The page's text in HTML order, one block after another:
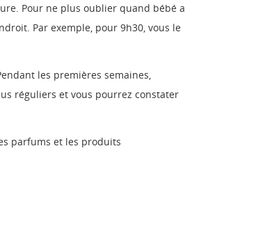
Pour ne plus oublier quand bébé a
Par exemple, pour 9h30, vous le
les premières semaines,
réguliers et vous pourrez constater
parfums et les produits